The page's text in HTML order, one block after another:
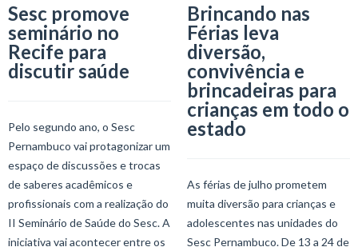
Sesc promove
seminário no
Recife para
discutir saúde
Pelo segundo ano, o Sesc
Pernambuco vai protagonizar um
espaço de discussões e trocas
de saberes acadêmicos e
profissionais com a realização do
II Seminário de Saúde do Sesc. A
iniciativa vai acontecer entre os
Brincando nas
Férias leva
diversão,
convivência e
brincadeiras para
crianças em todo o
estado
As férias de julho prometem
muita diversão para crianças e
adolescentes nas unidades do
Sesc Pernambuco. De 13 a 24 de